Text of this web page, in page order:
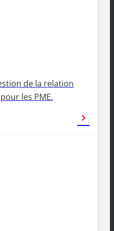
de la relation
les PME.
chevron_right